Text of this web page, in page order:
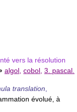
vers la résolution
algol cobol 3. pascal.
translation
évolué, à